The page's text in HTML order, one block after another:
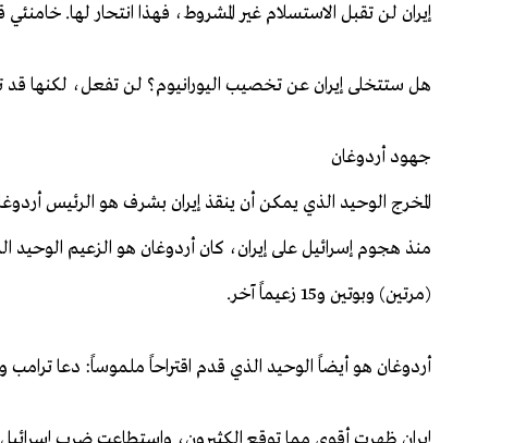
إيران لن تقبل الاستسلام غير المشروط، فهذا انتحار لها.
هل ستتخلى إيران عن تخصيب اليورانيوم؟ لن تفعل، لكنها
جهود أردوغان
المخرج الوحيد الذي يمكن أن ينقذ إيران بشرف هو الرئيس
منذ هجوم إسرائيل على إيران، كان أردوغان هو الزعيم
(مرتين) وبوتين و15 زعيماً آخر.
أردوغان هو أيضاً الوحيد الذي قدم اقتراحاً ملموساً: دعا